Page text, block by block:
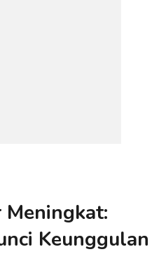
Meningkat:
Keunggulan